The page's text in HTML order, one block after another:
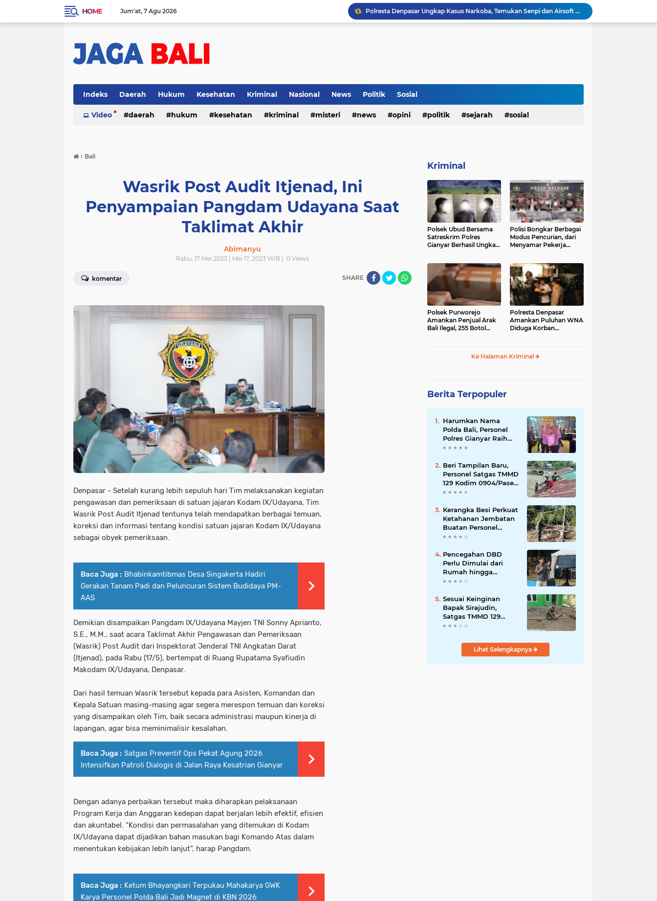
HOME Jum'at 7 Agu 2026
Polresta Denpasar Ungkap Kasus Narkoba, Temukan Senpi dan Airsoft Gun Saat Pengerebekan
Rumah Bapak Sirajudin Masuk Fase Finishing Sebelum Diserahkan
Inilah Tampilan Baru Rumah Bapak Sirajudi Setelah Direnovasi
Indeks Daerah Hukum Kesehatan Kriminal Nasional News Politik Sosial
Video daerah hukum kesehatan kriminal misteri news opini politik sejarah sosial
› Bali
Wasrik Post Audit Itjenad, Ini
Penyampaian Pangdam Udayana Saat
Taklimat Akhir
Abimanyu
Rabu, 17 Mei 2023 | Mei 17, 2023 WIB | 0 Views
komentar SHARE
Denpasar - Setelah kurang lebih sepuluh hari Tim melaksanakan kegiatan
pengawasan dan pemeriksaan di satuan jajaran Kodam IX/Udayana, Tim
Wasrik Post Audit Itjenad tentunya telah mendapatkan berbagai temuan,
koreksi dan informasi tentang kondisi satuan jajaran Kodam IX/Udayana
sebagai obyek pemeriksaan.
Baca Juga : Bhabinkamtibmas Desa Singakerta Hadiri
Gerakan Tanam Padi dan Peluncuran Sistem Budidaya PM-
AAS
Demikian disampaikan Pangdam IX/Udayana Mayjen TNI Sonny Aprianto,
S.E., M.M., saat acara Taklimat Akhir Pengawasan dan Pemeriksaan
(Wasrik) Post Audit dari Inspektorat Jenderal TNI Angkatan Darat
(Itjenad), pada Rabu (17/5), bertempat di Ruang Rupatama Syafiudin
Makodam IX/Udayana, Denpasar.
Dari hasil temuan Wasrik tersebut kepada para Asisten, Komandan dan
Kepala Satuan masing-masing agar segera merespon temuan dan koreksi
yang disampaikan oleh Tim, baik secara administrasi maupun kinerja di
lapangan, agar bisa meminimalisir kesalahan.
Baca Juga : Satgas Preventif Ops Pekat Agung 2026
Intensifkan Patroli Dialogis di Jalan Raya Kesatrian Gianyar
Dengan adanya perbaikan tersebut maka diharapkan pelaksanaan
Program Kerja dan Anggaran kedepan dapat berjalan lebih efektif, efisien
dan akuntabel. “Kondisi dan permasalahan yang ditemukan di Kodam
IX/Udayana dapat dijadikan bahan masukan bagi Komando Atas dalam
menentukan kebijakan lebih lanjut”, harap Pangdam.
Baca Juga : Ketum Bhayangkari Terpukau Mahakarya GWK
Karya Personel Polda Bali Jadi Magnet di KBN 2026
Kriminal
Polsek Ubud Bersama
Satreskrim Polres
Gianyar Berhasil Ungkap
Polisi Bongkar Berbagai
Modus Pencurian, dari
Menyamar Pekerja
Polsek Purworejo
Amankan Penjual Arak
Bali Ilegal, 255 Botol
Polresta Denpasar
Amankan Puluhan WNA
Diduga Korban
Ke Halaman Kriminal
Berita Terpopuler
Harumkan Nama
Polda Bali, Personel
Polres Gianyar Raih
Penghargaan
Beri Tampilan Baru,
Personel Satgas TMMD
129 Kodim 0904/Paser
Cat Atap Rumah
Kerangka Besi Perkuat
Ketahanan Jembatan
Buatan Personel
TMMD 129
Pencegahan DBD
Perlu Dimulai dari
Rumah hingga
Lingkungan Sekolah
Sesuai Keinginan
Bapak Sirajudin,
Satgas TMMD 129
Ubah Tampilan
Lihat Selengkapnya